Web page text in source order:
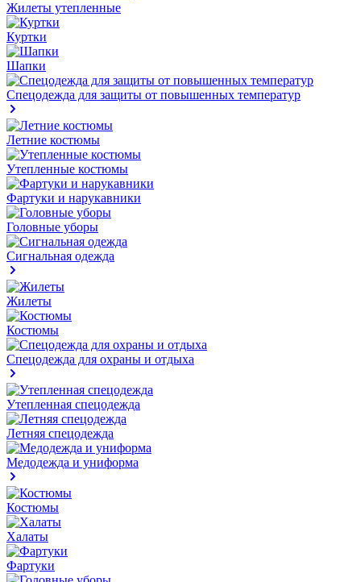
Жилеты утепленные
Куртки
Шапки
Спецодежда для защиты от повышенных температур
Летние костюмы
Утепленные костюмы
Фартуки и нарукавники
Головные уборы
Сигнальная одежда
Жилеты
Костюмы
Спецодежда для охраны и отдыха
Утепленная спецодежда
Летняя спецодежда
Медодежда и униформа
Костюмы
Халаты
Фартуки